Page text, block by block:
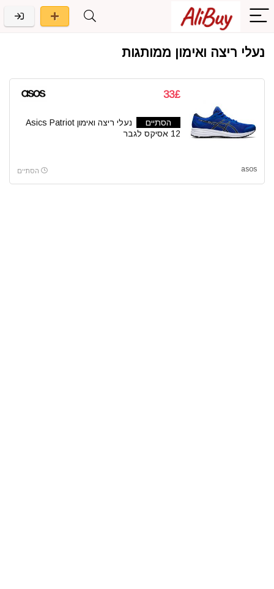
נעלי ריצה ואימון ממותגות
33£
הסתיים
נעלי ריצה ואימון Asics Patriot
12 אסיקס לגבר
asos הסתיים